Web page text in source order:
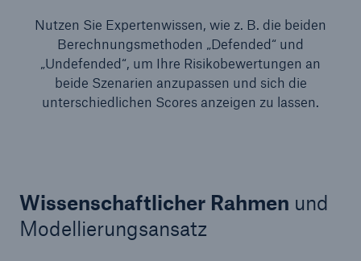
Nutzen Sie Expertenwissen, wie z. B. die beiden
Berechnungsmethoden „Defended“ und
„Undefended“, um Ihre Risikobewertungen an
beide Szenarien anzupassen und sich die
unterschiedlichen Scores anzeigen zu lassen.
Wissenschaftlicher Rahmen und
Modellierungsansatz